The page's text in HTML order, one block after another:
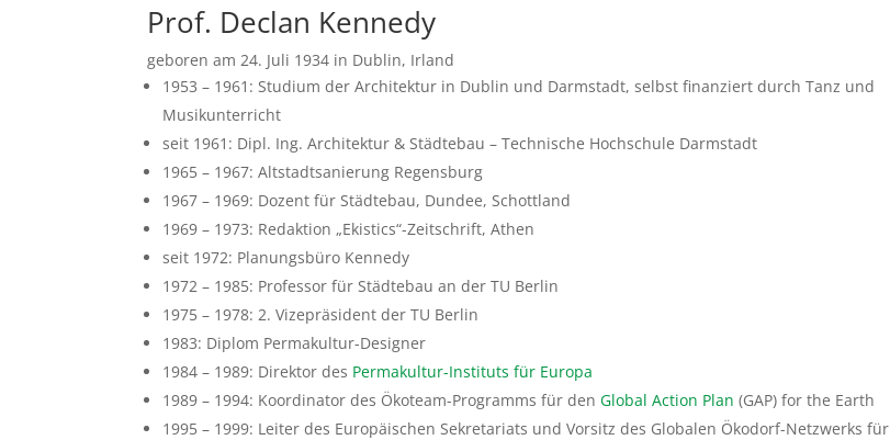
Prof. Declan Kennedy
geboren am 24. Juli 1934 in Dublin, Irland
1953 – 1961: Studium der Architektur in Dublin und Darmstadt, selbst finanziert durch Tanz und
Musikunterricht
seit 1961: Dipl. Ing. Architektur & Städtebau – Technische Hochschule Darmstadt
1965 – 1967: Altstadtsanierung Regensburg
1967 – 1969: Dozent für Städtebau, Dundee, Schottland
1969 – 1973: Redaktion „Ekistics“-Zeitschrift, Athen
seit 1972: Planungsbüro Kennedy
1972 – 1985: Professor für Städtebau an der TU Berlin
1975 – 1978: 2. Vizepräsident der TU Berlin
1983: Diplom Permakultur-Designer
1984 – 1989: Direktor des Permakultur-Instituts für Europa
1989 – 1994: Koordinator des Ökoteam-Programms für denGlobal Action Plan (GAP) for the Earth
1995 – 1999: Leiter des Europäischen Sekretariats und Vorsitz des Globalen Ökodorf-Netzwerks für